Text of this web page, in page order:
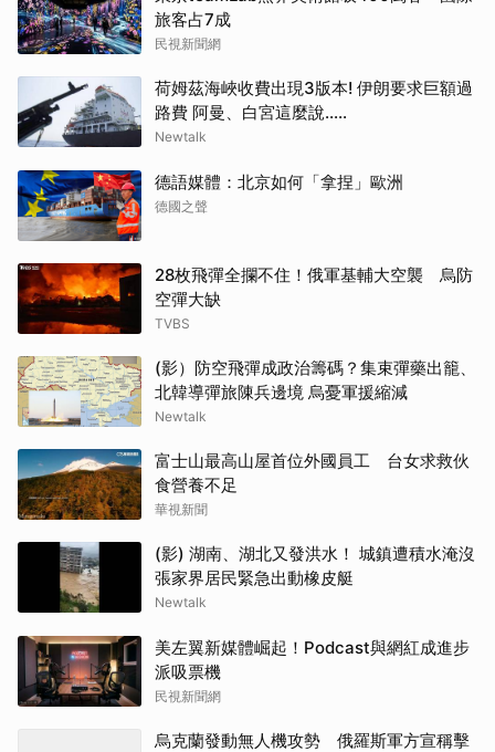
旅客占7成
民視新聞網
荷姆茲海峽收費出現3版本! 伊朗要求巨額過
路費 阿曼、白宮這麼說.....
Newtalk
德語媒體：北京如何「拿捏」歐洲
德國之聲
28枚飛彈全攔不住！俄軍基輔大空襲 烏防
空彈大缺
TVBS
(影）防空飛彈成政治籌碼？集束彈藥出籠、
北韓導彈旅陳兵邊境 烏憂軍援縮減
Newtalk
富士山最高山屋首位外國員工 台女求救伙
食營養不足
華視新聞
(影) 湖南、湖北又發洪水！ 城鎮遭積水淹沒
張家界居民緊急出動橡皮艇
Newtalk
美左翼新媒體崛起！Podcast與網紅成進步
派吸票機
民視新聞網
烏克蘭發動無人機攻勢 俄羅斯軍方宣稱擊